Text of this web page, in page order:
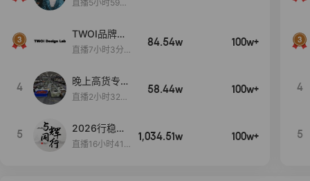
直播5小时59分
TWOI品牌直
播间新款上
直播7小时3分5
84.54w 100w+
4
晚上高货专场
大放漏
直播2小时32分
58.44w 100w+
5
2026行稳致
远
直播16小时41
1,034.51w 100w+
4
5